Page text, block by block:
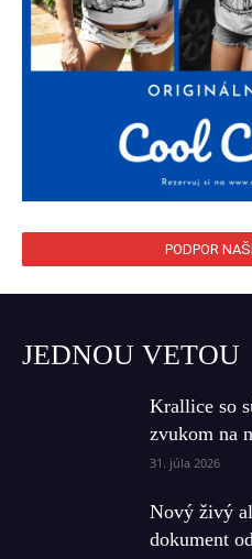
PODPOR
JEDNOU VETOU
Krallice so
zvukom na
31. júla 2026
Nový živý
dokument